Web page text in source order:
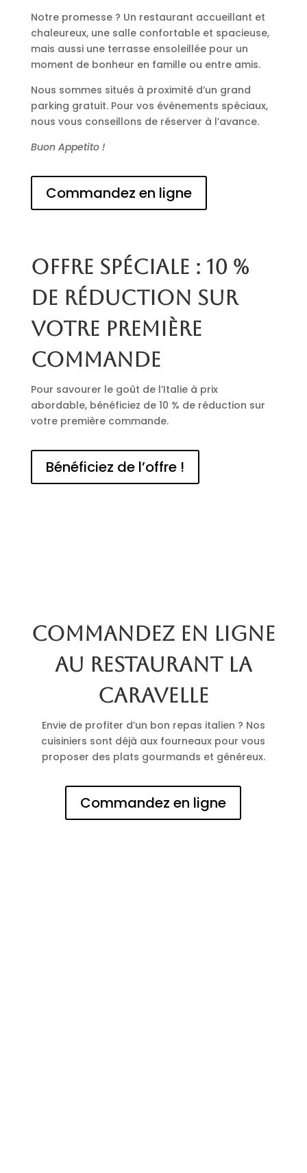
Notre promesse ? Un restaurant accueillant et
chaleureux, une salle confortable et spacieuse,
mais aussi une terrasse ensoleillée pour un
moment de bonheur en famille ou entre amis.
Nous sommes situés à proximité d’un grand
parking gratuit. Pour vos événements spéciaux,
nous vous conseillons de réserver à l’avance.
Buon Appetito !
Commandez en ligne
Offre spéciale : 10 %
de réduction sur
votre première
commande
Pour savourer le goût de l’Italie à prix
abordable, bénéficiez de 10 % de réduction sur
votre première commande.
Bénéficiez de l’offre !
Commandez en ligne
au restaurant La
Caravelle
Envie de profiter d’un bon repas italien ? Nos
cuisiniers sont déjà aux fourneaux pour vous
proposer des plats gourmands et généreux.
Commandez en ligne